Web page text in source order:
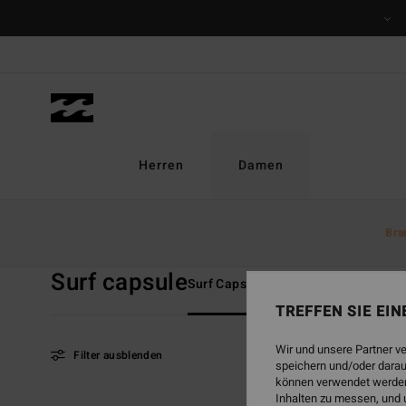
springen
Herren Damen
Surf capsuleSurf Capsule
Filter ausblenden
TREFFEN SIE
Wir und unsere Partner
speichern und/oder
können verwendet
Inhalten zu messen, und